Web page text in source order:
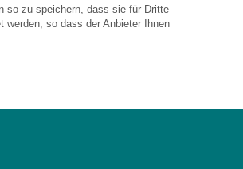
so zu speichern, dass sie für Dritte
werden, so dass der Anbieter Ihnen